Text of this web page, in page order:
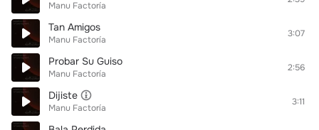
Manu Factoría
Tan Amigos
Manu Factoría
3:07
Probar Su Guiso
Manu Factoría
2:56
Dijiste
Manu Factoría
3:11